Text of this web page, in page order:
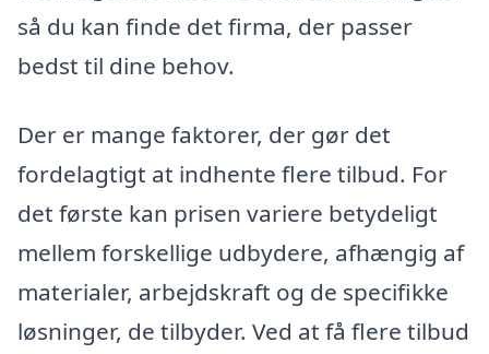
så du kan finde det firma, der passer
bedst til dine behov.
Der er mange faktorer, der gør det
fordelagtigt at indhente flere tilbud. For
det første kan prisen variere betydeligt
mellem forskellige udbydere, afhængig af
materialer, arbejdskraft og de specifikke
løsninger, de tilbyder. Ved at få flere tilbud